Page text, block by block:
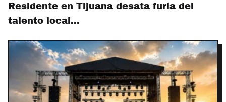
Residente en Tijuana desata furia del
talento local…